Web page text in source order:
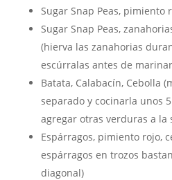
Sugar Snap Peas, pimiento
Sugar Snap Peas,
(hierva las zanahorias
escúrralas antes de
Batata, Calabacín, Cebolla
separado y cocinarla unos
agregar otras verduras a la
Espárragos, pimiento rojo,
espárragos en trozos
diagonal)